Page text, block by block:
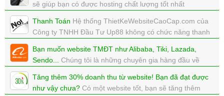
sẽ giúp bạn có được hosting chất lượng tốt nhất
Thanh Toán Hệ thống ThietKeWebsiteCaoCap.com của
Công ty TNHH Đầu Tư Up88 không có chức năng thanh
xem: 5244 | cập nhật: 24/07/2018 15:58
Bạn muốn website TMĐT như Alibaba, Tiki, Lazada,
Sendo... Chúng tôi là những chuyên gia hàng đầu về
miễn phí tuyệt vời nhất mà bạn muốn tìm kiếm.
xem: 10911 | cập nhật: 04/07/2018 14:02
Tăng thêm 30% doanh thu từ website! Bạn đã đạt được
như vậy chưa? Có một website tốt, bạn sẽ tăng thêm